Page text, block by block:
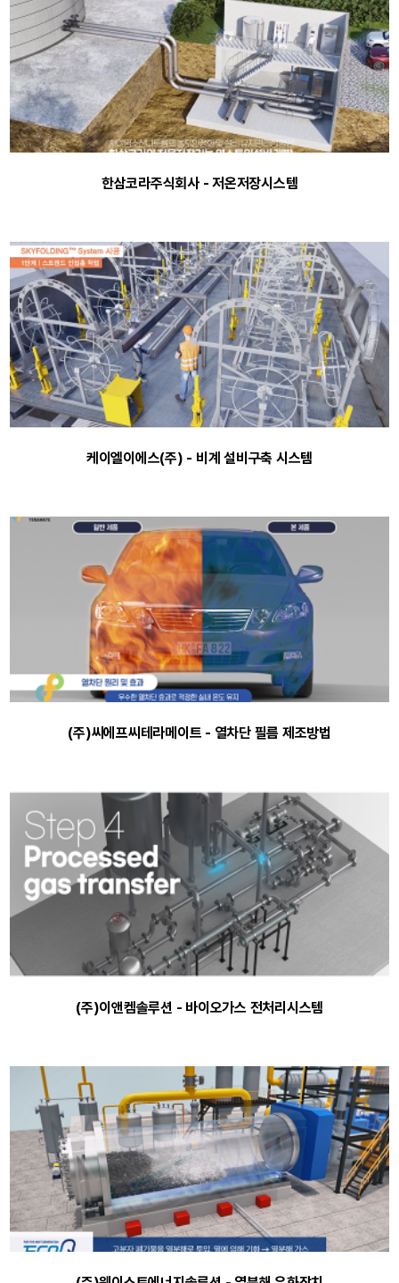
한삼코라주식회사 - 저온저장시스템
케이엘이에스(주) - 비계 설비구축 시스템
(주)씨에프씨테라메이트 - 열차단 필름 제조방법
(주)이앤켐솔루션 - 바이오가스 전처리시스템